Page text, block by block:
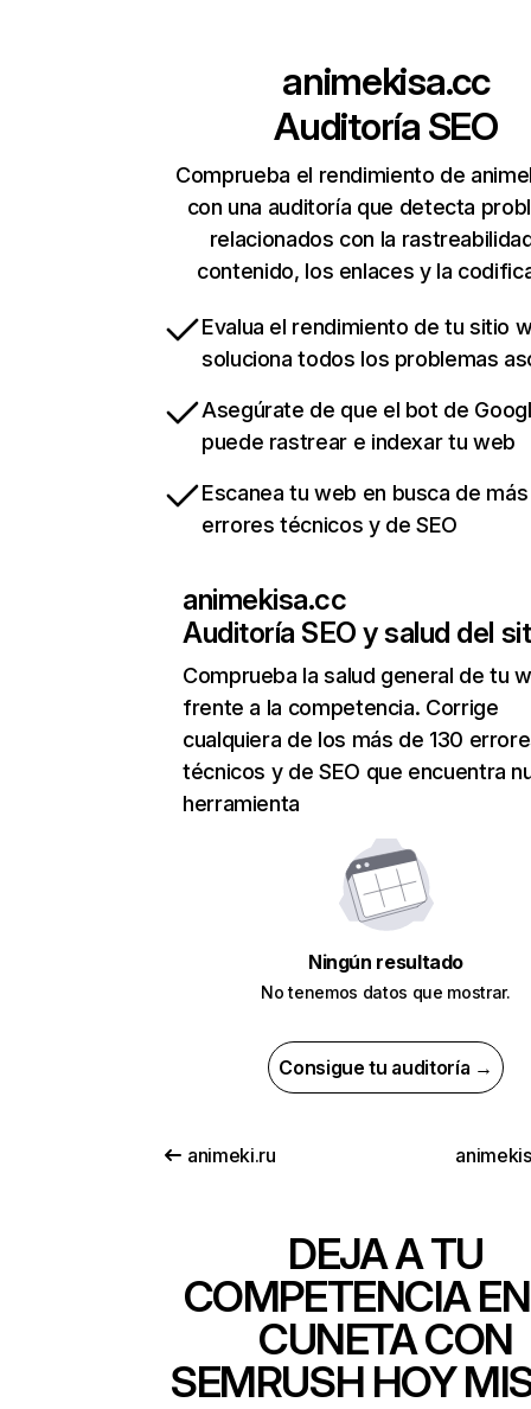
animekisa.cc
Auditoría SEO
Comprueba el rendimiento de
con una auditoría que detecta
relacionados con la
contenido, los enlaces y la
Evalua el rendimiento de tu sitio
soluciona todos los problemas
Asegúrate de que el bot de
puede rastrear e indexar tu web
Escanea tu web en busca de
errores técnicos y de SEO
animekisa.cc
Auditoría SEO y salud del
Comprueba la salud general de tu
frente a la competencia. Corrige
cualquiera de los más de 130
técnicos y de SEO que encuentra
herramienta
Ningún resultado
No tenemos datos que mostrar.
Consigue tu auditoría →
animeki.ru
DEJA A TU
COMPETENCIA
CUNETA CON
SEMRUSH HOY